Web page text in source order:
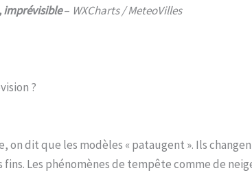
imprévisible– WXCharts / MeteoVilles
?
on dit que les modèles « pataugent ». Ils
fins. Les phénomènes de tempête comme de